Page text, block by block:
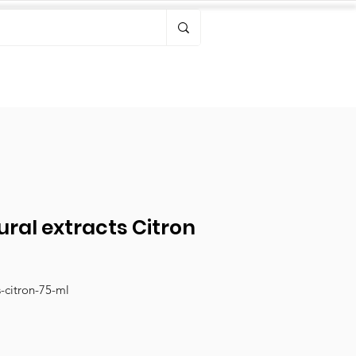
extracts Citron
citron-75-ml